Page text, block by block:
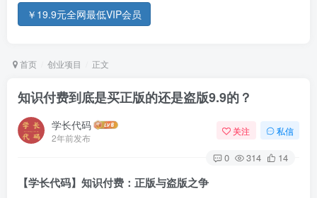
￥19.9元全网最低VIP会员
首页 创业项目 正文
知识付费到底是买正版的还是盗版9.9的？
学长代码
2年前发布
关注 私信
0 314 14
【学长代码】知识付费：正版与盗版之争